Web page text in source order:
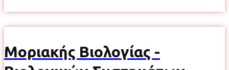
Μοριακής Βιολογίας -